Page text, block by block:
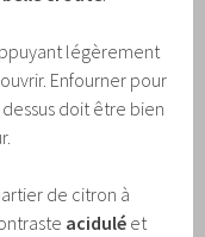
légèrement
Enfourner pour
dessus doit être bien
de citron à
acidulé et